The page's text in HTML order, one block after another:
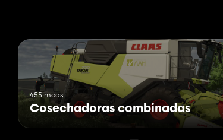
455 mods
Cosechadoras combinadas